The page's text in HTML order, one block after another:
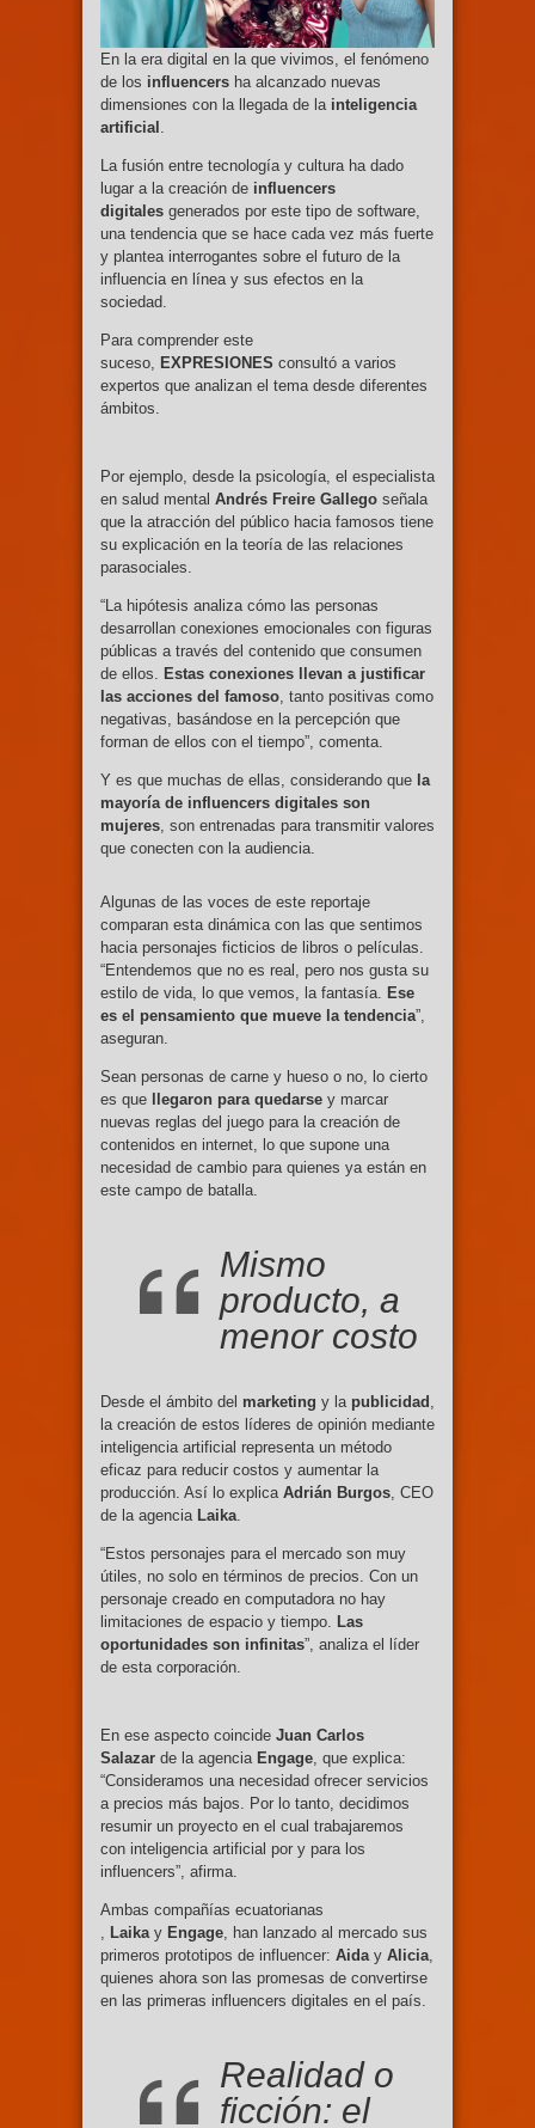
En la era digital en la que vivimos, el fenómeno
de los influencers ha alcanzado nuevas
dimensiones con la llegada de la inteligencia
artificial .
La fusión entre tecnología y cultura ha dado
lugar a la creación de influencers
digitales generados por este tipo de software,
una tendencia que se hace cada vez más fuerte
y plantea interrogantes sobre el futuro de la
influencia en línea y sus efectos en la
sociedad.
Para comprender este
suceso, EXPRESIONES consultó a varios
expertos que analizan el tema desde diferentes
ámbitos.
Por ejemplo, desde la psicología, el especialista
en salud mental Andrés Freire Gallego señala
que la atracción del público hacia famosos tiene
su explicación en la teoría de las relaciones
parasociales.
“La hipótesis analiza cómo las personas
desarrollan conexiones emocionales con figuras
públicas a través del contenido que consumen
de ellos. Estas conexiones llevan a justificar
las acciones del famoso, tanto positivas como
negativas, basándose en la percepción que
forman de ellos con el tiempo”, comenta.
Y es que muchas de ellas, considerando que la
mayoría de influencers digitales son
mujeres, son entrenadas para transmitir valores
que conecten con la audiencia.
Algunas de las voces de este reportaje
comparan esta dinámica con las que sentimos
hacia personajes ficticios de libros o películas.
“Entendemos que no es real, pero nos gusta su
estilo de vida, lo que vemos, la fantasía. Ese
es el pensamiento que mueve la tendencia”,
aseguran.
Sean personas de carne y hueso o no, lo cierto
es que
llegaron para quedarse y marcar
nuevas reglas del juego para la creación de
contenidos en internet, lo que supone una
necesidad de cambio para quienes ya están en
este campo de batalla.
Mismo
producto, a
menor costo
Desde el ámbito del marketing y la publicidad ,
la creación de estos líderes de opinión mediante
inteligencia artificial representa un método
eficaz para reducir costos y aumentar la
producción. Así lo explica Adrián Burgos, CEO
de la agencia Laika.
“Estos personajes para el mercado son muy
útiles, no solo en términos de precios. Con un
personaje creado en computadora no hay
limitaciones de espacio y tiempo. Las
oportunidades son infinitas”, analiza el líder
de esta corporación.
En ese aspecto coincide Juan Carlos
Salazar de la agencia Engage, que explica:
“Consideramos una necesidad ofrecer servicios
a precios más bajos. Por lo tanto, decidimos
resumir un proyecto en el cual trabajaremos
con inteligencia artificial por y para los
influencers”, afirma.
Ambas compañías ecuatorianas
, Laika y Engage, han lanzado al mercado sus
primeros prototipos de influencer: Aida y Alicia,
quienes ahora son las promesas de convertirse
en las primeras influencers digitales en el país.
Realidad o
ficción: el